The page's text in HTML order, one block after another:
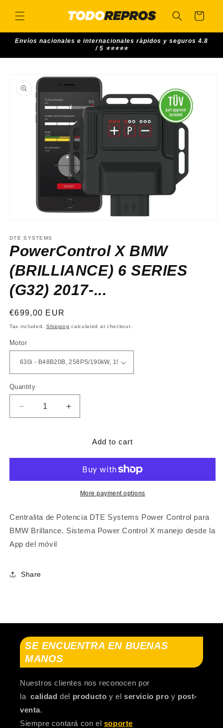
content
Cart
Envíos nacionales e internacionales rápidos y seguros 4.8
/ 5 ⭐⭐⭐⭐⭐
product
information
1
in
modal
DTE SYSTEMS
PowerControl X BMW
(BRILLIANCE) 6 SERIES
(G32) 2017-...
Regular
price
€699,00 EUR
Tax included. Shipping calculated at checkout.
Motor
Quantity
Decrease
quantity
6
2017-...
Increase
quantity
PowerControl
(BRILLIANCE)
6
SERIES
2017-...
Add to cart
More payment options
Centralita de Potencia DTE Systems Power Control para
BMW Brillance. Sistema Power Control X manejo desde la
App del móvil
Share
SE ENCUENTRA EN BUENAS
MANOS
Nuestros clientes nos reconocen por
lacalidad del producto y elservicio pro y post-
venta.
Siempre contará con el soporte